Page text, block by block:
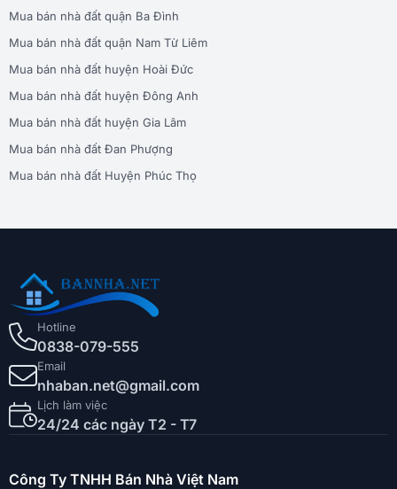
Mua bán nhà đất quận Ba Đình
Mua bán nhà đất quận Nam Từ Liêm
Mua bán nhà đất huyện Hoài Đức
Mua bán nhà đất huyện Đông Anh
Mua bán nhà đất huyện Gia Lâm
Mua bán nhà đất Đan Phượng
Mua bán nhà đất Huyện Phúc Thọ
Hotline
0838-079-555
Email
nhaban.net@gmail.com
Lịch làm việc
24/24 các ngày T2 - T7
Công Ty TNHH Bán Nhà Việt Nam